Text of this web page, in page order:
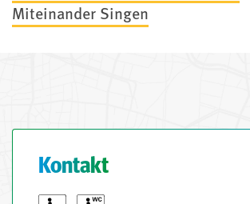
Miteinander Singen
Kontakt